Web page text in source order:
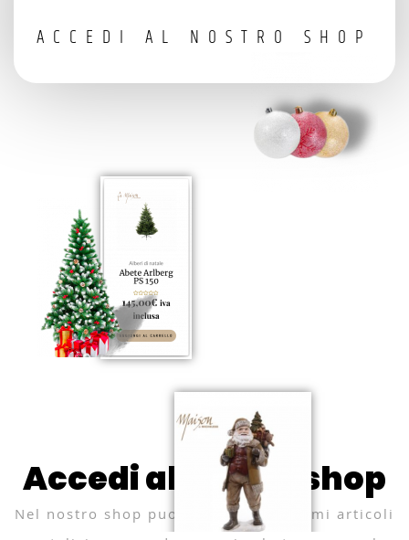
ACCEDI AL NOSTRO SHOP
Accedi al nostro shop
Nel nostro shop puoi trovare tantissimi articoli